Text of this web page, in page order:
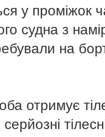
у проміжок
судна з
на
отримує